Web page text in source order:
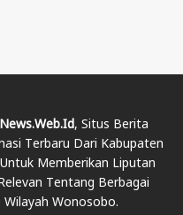
, Situs Berita
Terbaru Dari Kabupaten
Memberikan Liputan
Tentang Berbagai
Wonosobo.